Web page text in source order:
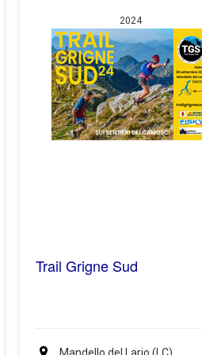
2024
Trail Grigne Sud